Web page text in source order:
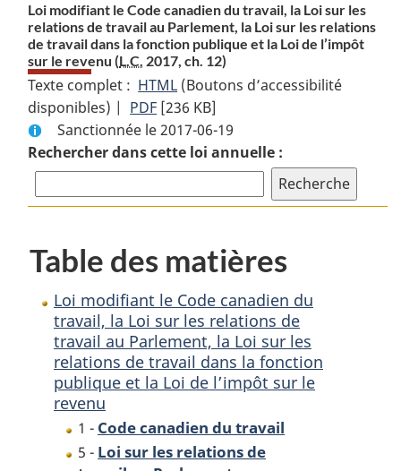
Loi modifiant le Code canadien du travail, la Loi sur les
relations de travail au Parlement, la Loi sur les relations
de travail dans la fonction publique et la Loi de l’impôt
sur le revenu (L.C. 2017, ch. 12)
Texte complet : HTML Texte
complet
:
Loi
modifiant
le
du
la
Loi
sur
les
de
travail
au
(Boutons d’accessibilité
disponibles) | PDF Texte
complet
:
Loi
modifiant
canadien
travail,
la
Loi
sur
relations
travail
[236 KB]
Sanctionnée le 2017-06-19
Rechercher dans cette loi annuelle :
Table des matières
Loi modifiant le Code canadien du
travail, la Loi sur les relations de
travail au Parlement, la Loi sur les
relations de travail dans la fonction
publique et la Loi de l’impôt sur le
revenu
1 - Code canadien du travail
5 - Loi sur les relations de